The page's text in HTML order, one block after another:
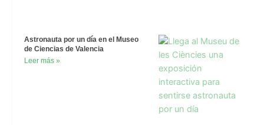
Astronauta por un día en el Museo
de Ciencias de Valencia
Leer más »